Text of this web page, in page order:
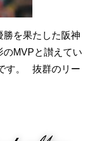
を果たした阪神
MVPと讃えてい
す。 抜群のリー